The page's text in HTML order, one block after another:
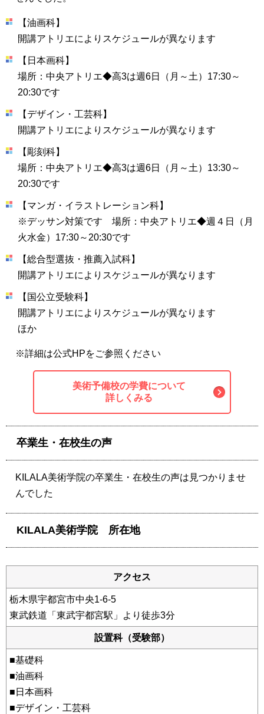
【油画科】
開講アトリエによりスケジュールが異なります
【日本画科】
場所：中央アトリエ◆高3は週6日（月～土）17:30～
20:30です
【デザイン・工芸科】
開講アトリエによりスケジュールが異なります
【彫刻科】
場所：中央アトリエ◆高3は週6日（月～土）13:30～
20:30です
【マンガ・イラストレーション科】
※デッサン対策です 場所：中央アトリエ◆週４日（月
火水金）17:30～20:30です
【総合型選抜・推薦入試科】
開講アトリエによりスケジュールが異なります
【国公立受験科】
開講アトリエによりスケジュールが異なります
ほか
※詳細は公式HPをご参照ください
美術予備校の学費について
詳しくみる
卒業生・在校生の声
KILALA美術学院の卒業生・在校生の声は見つかりませ
んでした
KILALA美術学院 所在地
アクセス
栃木県宇都宮市中央1-6-5
東武鉄道「東武宇都宮駅」より徒歩3分
設置科（受験部）
■基礎科
■油画科
■日本画科
■デザイン・工芸科